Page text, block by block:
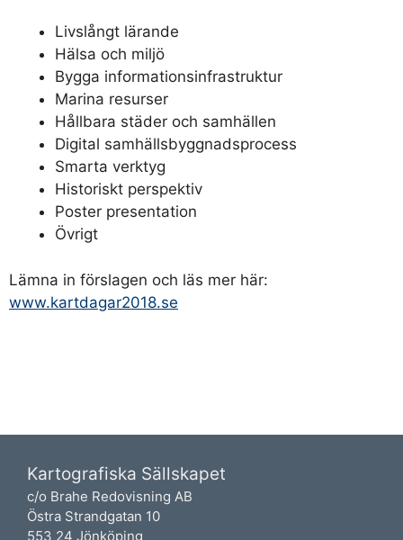
Livslångt lärande
Hälsa och miljö
Bygga informationsinfrastruktur
Marina resurser
Hållbara städer och samhällen
Digital samhällsbyggnadsprocess
Smarta verktyg
Historiskt perspektiv
Poster presentation
Övrigt
Lämna in förslagen och läs mer här:
www.kartdagar2018.se
Kartografiska Sällskapet
c/o Brahe Redovisning AB
Östra Strandgatan 10
553 24 Jönköping